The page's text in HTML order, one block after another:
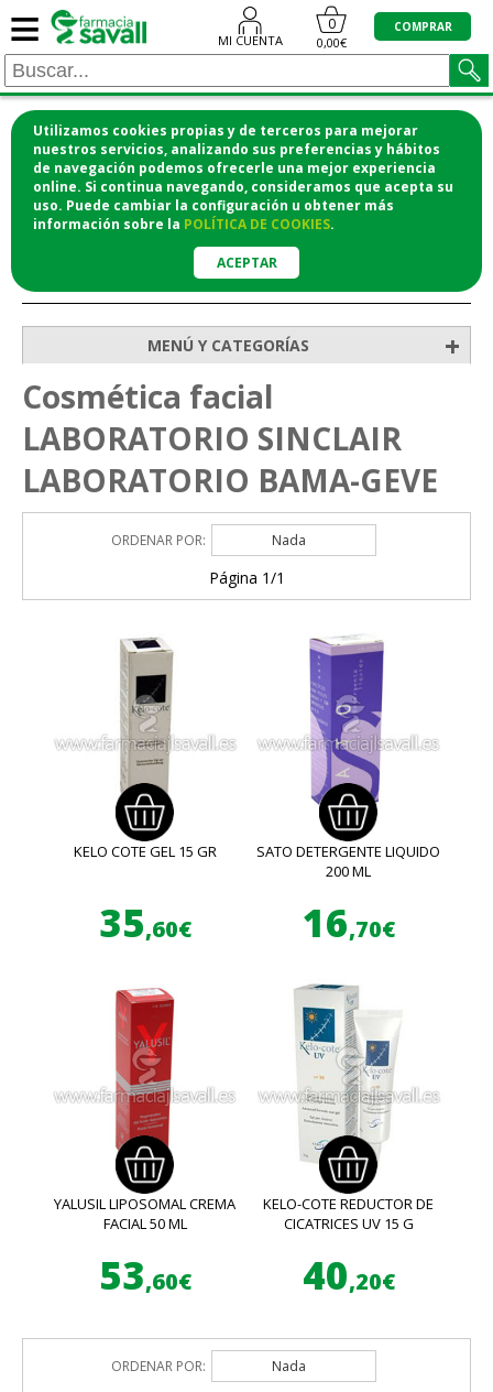
Utilizamos cookies propias y de terceros para mejorar
nuestros servicios, analizando sus preferencias y hábitos
de navegación podemos ofrecerle una mejor experiencia
online. Si continua navegando, consideramos que acepta su
uso. Puede cambiar la configuración u obtener más
información sobre la POLÍTICA DE COOKIES.
ACEPTAR
≡ MI CUENTA
0
0,00€
COMPRAR
¡COMPRA CÓMODAMENTE DESDE CASA Y RECOGE
EN LA FARMACIA!
o si lo prefieres te lo mandamos a casa
Higiene y cosmética>Cosmética facial
MENÚ Y CATEGORÍAS +
Cosmética facial
LABORATORIO SINCLAIR
LABORATORIO BAMA-GEVE
ORDENAR POR: Nada
Página 1/1
KELO COTE GEL 15 GR
35,60€
SATO DETERGENTE LIQUIDO
200 ML
16,70€
YALUSIL LIPOSOMAL CREMA
FACIAL 50 ML
53,60€
KELO-COTE REDUCTOR DE
CICATRICES UV 15 G
40,20€
ORDENAR POR: Nada